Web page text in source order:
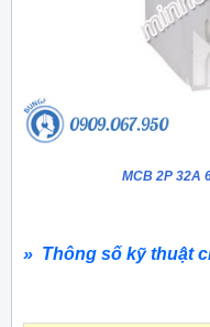
MCB 2P 32A
» Thông số kỹ thuật